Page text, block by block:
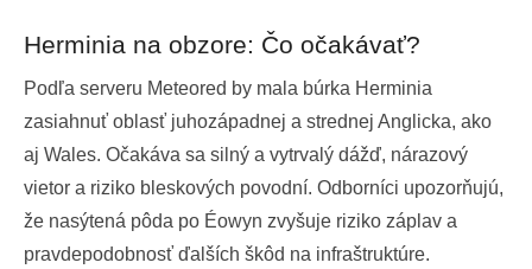
Herminia na obzore: Čo očakávať?
Podľa serveru Meteored by mala búrka Herminia
zasiahnuť oblasť juhozápadnej a strednej Anglicka, ako
aj Wales. Očakáva sa silný a vytrvalý dážď, nárazový
vietor a riziko bleskových povodní. Odborníci upozorňujú,
že nasýtená pôda po Éowyn zvyšuje riziko záplav a
pravdepodobnosť ďalších škôd na infraštruktúre.